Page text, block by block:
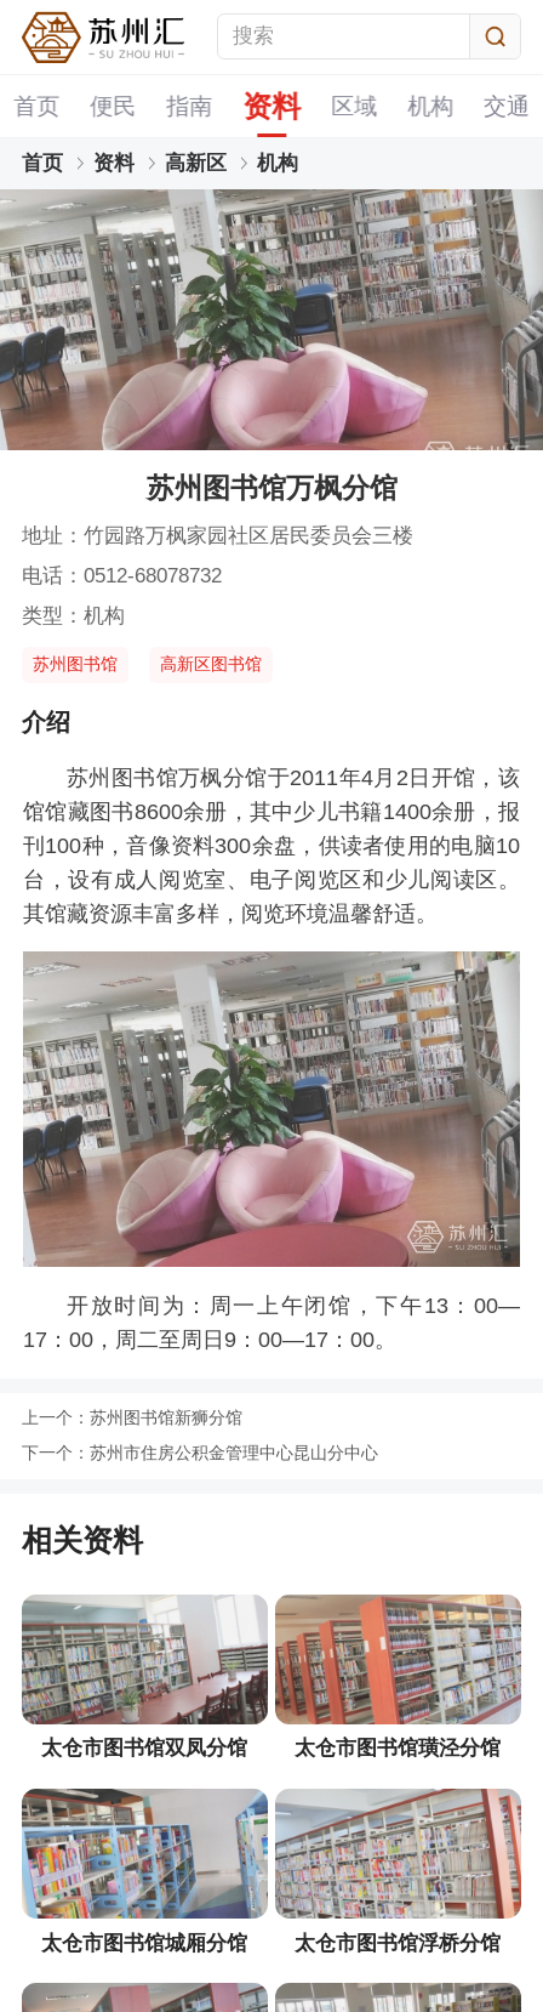
首页 便民 指南 资料 区域 机构 交通
首页 资料 高新区 机构
苏州图书馆万枫分馆
地址：竹园路万枫家园社区居民委员会三楼
电话：0512-68078732
类型：机构
苏州图书馆 高新区图书馆
介绍
苏州图书馆万枫分馆于2011年4月2日开馆，该
馆馆藏图书8600余册，其中少儿书籍1400余册，报
刊100种，音像资料300余盘，供读者使用的电脑10
台，设有成人阅览室、电子阅览区和少儿阅读区。
其馆藏资源丰富多样，阅览环境温馨舒适。
开放时间为：周一上午闭馆，下午13：00—
17：00，周二至周日9：00—17：00。
上一个： 苏州图书馆新狮分馆
下一个： 苏州市住房公积金管理中心昆山分中心
相关资料
太仓市图书馆双凤分馆 太仓市图书馆璜泾分馆
太仓市图书馆城厢分馆 太仓市图书馆浮桥分馆